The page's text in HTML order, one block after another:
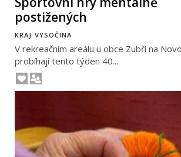
postižených
KRAJ VYSOČINA
V rekreačním areálu u obce Zubří na
probíhají tento týden 40...